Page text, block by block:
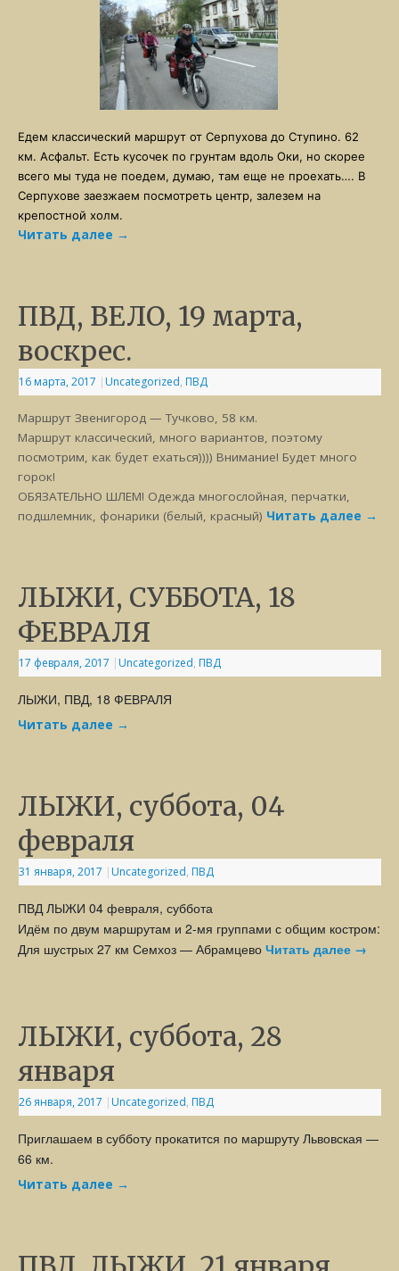
Едем классический маршрут от Серпухова до Ступино. 62
км. Асфальт. Есть кусочек по грунтам вдоль Оки, но скорее
всего мы туда не поедем, думаю, там еще не проехать…. В
Серпухове заезжаем посмотреть центр, залезем на
крепостной холм.
Читать далее →
ПВД, ВЕЛО, 19 марта,
воскрес.
16 марта, 2017 | Uncategorized, ПВД
Маршрут Звенигород — Тучково, 58 км.
Маршрут классический, много вариантов, поэтому
посмотрим, как будет ехаться)))) Внимание! Будет много
горок!
ОБЯЗАТЕЛЬНО ШЛЕМ! Одежда многослойная, перчатки,
подшлемник, фонарики (белый, красный) Читать далее →
ЛЫЖИ, СУББОТА, 18
ФЕВРАЛЯ
17 февраля, 2017 | Uncategorized, ПВД
ЛЫЖИ, ПВД, 18 ФЕВРАЛЯ
Читать далее →
ЛЫЖИ, суббота, 04
февраля
31 января, 2017 | Uncategorized, ПВД
ПВД ЛЫЖИ 04 февраля, суббота
Идём по двум маршрутам и 2-мя группами с общим костром:
Для шустрых 27 км Семхоз — АбрамцевоЧитать далее →
ЛЫЖИ, суббота, 28
января
26 января, 2017 | Uncategorized, ПВД
Приглашаем в субботу прокатится по маршруту Львовская —
66 км.
Читать далее →